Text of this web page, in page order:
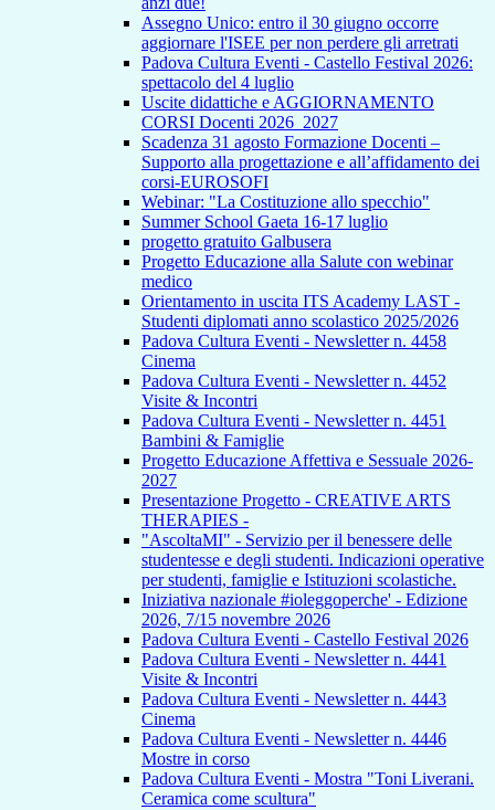
Assegno Unico: entro il 30 giugno occorre
aggiornare l'ISEE per non perdere gli arretrati
Padova Cultura Eventi - Castello Festival 2026:
spettacolo del 4 luglio
Uscite didattiche e AGGIORNAMENTO
CORSI Docenti 2026_2027
Scadenza 31 agosto Formazione Docenti –
Supporto alla progettazione e all’affidamento dei
corsi-EUROSOFI
Webinar: "La Costituzione allo specchio"
Summer School Gaeta 16-17 luglio
progetto gratuito Galbusera
Progetto Educazione alla Salute con webinar
medico
Orientamento in uscita ITS Academy LAST -
Studenti diplomati anno scolastico 2025/2026
Padova Cultura Eventi - Newsletter n. 4458
Cinema
Padova Cultura Eventi - Newsletter n. 4452
Visite & Incontri
Padova Cultura Eventi - Newsletter n. 4451
Bambini & Famiglie
Progetto Educazione Affettiva e Sessuale 2026-
2027
Presentazione Progetto - CREATIVE ARTS
THERAPIES -
"AscoltaMI" - Servizio per il benessere delle
studentesse e degli studenti. Indicazioni operative
per studenti, famiglie e Istituzioni scolastiche.
Iniziativa nazionale #ioleggoperche' - Edizione
2026, 7/15 novembre 2026
Padova Cultura Eventi - Castello Festival 2026
Padova Cultura Eventi - Newsletter n. 4441
Visite & Incontri
Padova Cultura Eventi - Newsletter n. 4443
Cinema
Padova Cultura Eventi - Newsletter n. 4446
Mostre in corso
Padova Cultura Eventi - Mostra "Toni Liverani.
Ceramica come scultura"